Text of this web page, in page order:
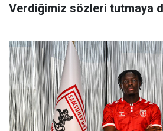
Verdiğimiz sözleri tutmaya